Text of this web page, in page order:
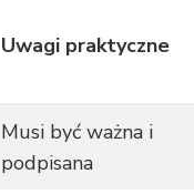
Uwagi praktyczne
Musi być ważna i
podpisana